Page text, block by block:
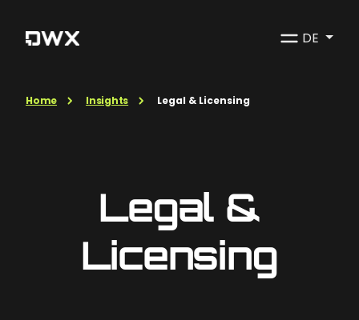
DE
Home Insights Legal & Licensing
Legal &
Licensing